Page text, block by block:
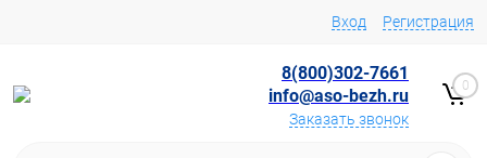
Вход Регистрация
8(800)302-7661
info@aso-bezh.ru
Заказать звонок
0